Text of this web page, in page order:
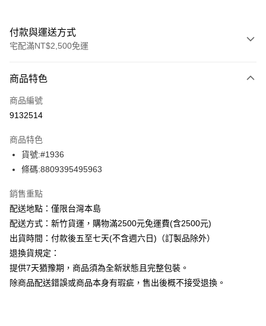
付款與運送方式
宅配滿NT$2,500免運
信用卡一次付款
Apple Pay
悠遊付
ATM付款
運送方式
下單前請先詢問庫存
每筆NT$130，滿NT$2,500(含以上)免運費
商品特色
商品編號
9132514
商品特色
貨號:#1936
條碼:8809395495963
銷售重點
配送地點：僅限台灣本島
配送方式：新竹貨運，購物滿2500元免運費(含2500元)
出貨時間：付款後五至七天(不含週六日)（訂製品除外）
退換貨規定：
提供7天猶豫期，商品須為全新狀態且完整包裝。
除商品配送錯誤或商品本身有瑕疵，售出後概不接受退換。